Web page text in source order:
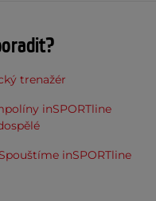
trenažér
inSPORTline
inSPORTline